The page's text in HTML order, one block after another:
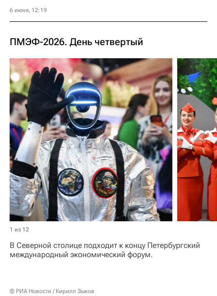
6 июня, 12:19
ПМЭФ-2026. День четвертый
1 из 12
В Северной столице подходит к концу Петербургский
международный экономический форум.
© РИА Новости / Кирилл Зыков